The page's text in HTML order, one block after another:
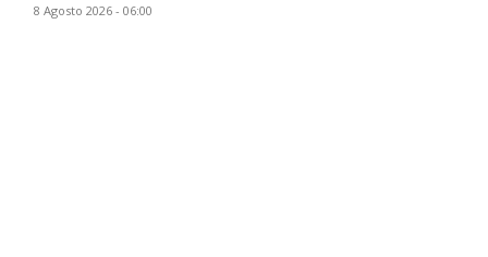
8 Agosto 2026 - 06:00